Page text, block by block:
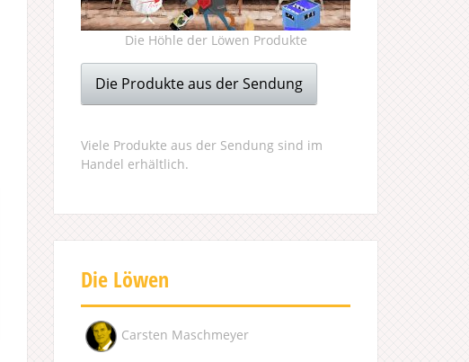
Die Höhle der Löwen Produkte
Die Produkte aus der Sendung
Viele Produkte aus der Sendung sind im
Handel erhältlich.
Die Löwen
Carsten Maschmeyer